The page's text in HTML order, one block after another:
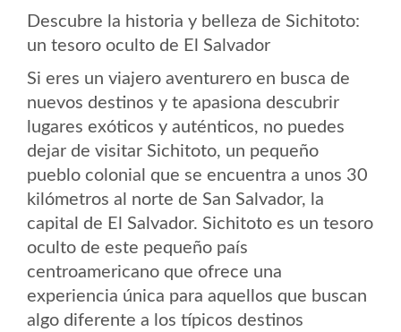
Descubre la historia y belleza de Sichitoto:
un tesoro oculto de El Salvador
Si eres un viajero aventurero en busca de
nuevos destinos y te apasiona descubrir
lugares exóticos y auténticos, no puedes
dejar de visitar Sichitoto, un pequeño
pueblo colonial que se encuentra a unos 30
kilómetros al norte de San Salvador, la
capital de El Salvador. Sichitoto es un tesoro
oculto de este pequeño país
centroamericano que ofrece una
experiencia única para aquellos que buscan
algo diferente a los típicos destinos